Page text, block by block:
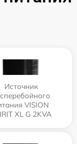
Источник
VISION
XL G 2KVA